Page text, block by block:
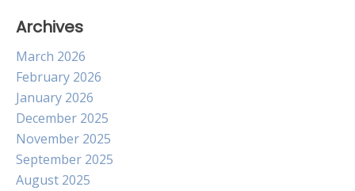
Archives
March 2026
February 2026
January 2026
December 2025
November 2025
September 2025
August 2025